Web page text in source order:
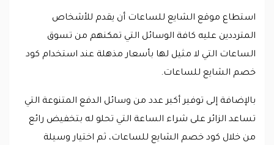
استطاع موقع الشايع للساعات أن يقدم للأشخاص
المترددين عليه كافة الوسائل التي تمكنهم من تسوق
الساعات التي لا مثيل لها بأسعار مذهلة عند استخدام كود
خصم الشايع للساعات.
بالإضافة إلى توفير أكبر عدد من وسائل الدفع المتنوعة التي
تساعد الزائر على شراء الساعة التي تحلو له بتخفيض رائع
من خلال كود خصم الشايع للساعات، ثم اختيار وسيلة